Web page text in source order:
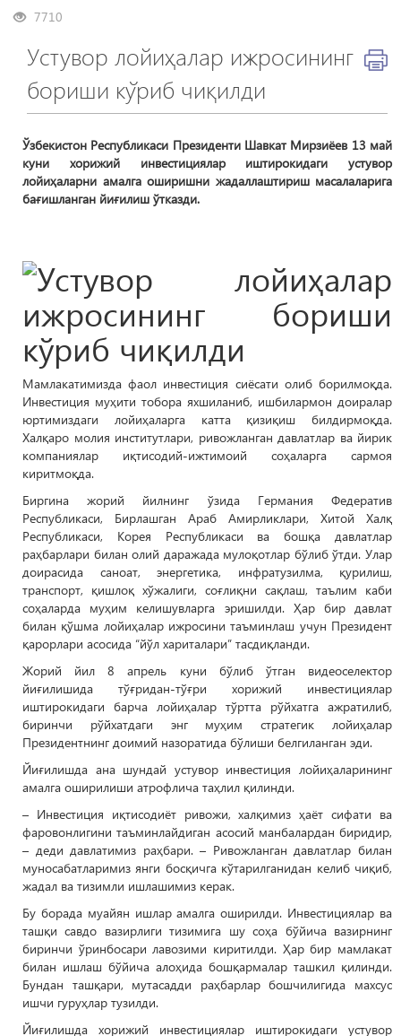
7710
Устувор лойиҳалар ижросининг
бориши кўриб чиқилди
Ўзбекистон Республикаси Президенти Шавкат Мирзиёев 13 май
куни хорижий инвестициялар иштирокидаги устувор
лойиҳаларни амалга оширишни жадаллаштириш масалаларига
бағишланган йиғилиш ўтказди.
Мамлакатимизда фаол инвестиция сиёсати олиб борилмоқда.
Инвестиция муҳити тобора яхшиланиб, ишбилармон доиралар
юртимиздаги лойиҳаларга катта қизиқиш билдирмоқда.
Халқаро молия институтлари, ривожланган давлатлар ва йирик
компаниялар иқтисодий-ижтимоий соҳаларга сармоя
киритмоқда.
Биргина жорий йилнинг ўзида Германия Федератив
Республикаси, Бирлашган Араб Амирликлари, Хитой Халқ
Республикаси, Корея Республикаси ва бошқа давлатлар
раҳбарлари билан олий даражада мулоқотлар бўлиб ўтди. Улар
доирасида саноат, энергетика, инфратузилма, қурилиш,
транспорт, қишлоқ хўжалиги, соғлиқни сақлаш, таълим каби
соҳаларда муҳим келишувларга эришилди. Ҳар бир давлат
билан қўшма лойиҳалар ижросини таъминлаш учун Президент
қарорлари асосида “йўл хариталари” тасдиқланди.
Жорий йил 8 апрель куни бўлиб ўтган видеоселектор
йиғилишида тўғридан-тўғри хорижий инвестициялар
иштирокидаги барча лойиҳалар тўртта рўйхатга ажратилиб,
биринчи рўйхатдаги энг муҳим стратегик лойиҳалар
Президентнинг доимий назоратида бўлиши белгиланган эди.
Йиғилишда ана шундай устувор инвестиция лойиҳаларининг
амалга оширилиши атрофлича таҳлил қилинди.
– Инвестиция иқтисодиёт ривожи, халқимиз ҳаёт сифати ва
фаровонлигини таъминлайдиган асосий манбалардан биридир,
– деди давлатимиз раҳбари. – Ривожланган давлатлар билан
муносабатларимиз янги босқичга кўтарилганидан келиб чиқиб,
жадал ва тизимли ишлашимиз керак.
Бу борада муайян ишлар амалга оширилди. Инвестициялар ва
ташқи савдо вазирлиги тизимига шу соҳа бўйича вазирнинг
биринчи ўринбосари лавозими киритилди. Ҳар бир мамлакат
билан ишлаш бўйича алоҳида бошқармалар ташкил қилинди.
Бундан ташқари, мутасадди раҳбарлар бошчилигида махсус
ишчи гуруҳлар тузилди.
Йиғилишда хорижий инвестициялар иштирокидаги устувор